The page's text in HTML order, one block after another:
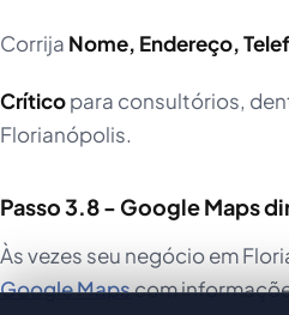
Corrija Nome, Endereço,
Críticopara consultórios,
Florianópolis.
Passo 3.8 - Google Maps
Às vezes seu negócio em
Google Mapscom